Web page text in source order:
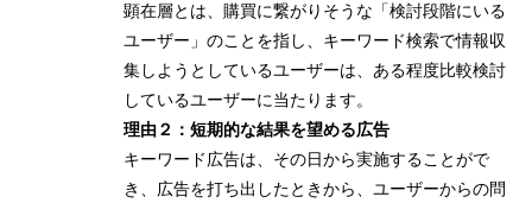
顕在層とは、購買に繋がりそうな「検討段階にいる
ユーザー」のことを指し、キーワード検索で情報収
集しようとしているユーザーは、ある程度比較検討
しているユーザーに当たります。
理由２：短期的な結果を望める広告
キーワード広告は、その日から実施することがで
き、広告を打ち出したときから、ユーザーからの問